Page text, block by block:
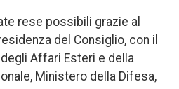
rese possibili grazie al
del Consiglio, con il
Affari Esteri e della
Ministero della Difesa,